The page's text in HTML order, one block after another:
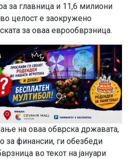
за главница и 11,6 милиони
целост е заокружено
за оваа еврообврзница.
на оваа обврска државата,
за финансии, ги обезбеди
во текот на јануари